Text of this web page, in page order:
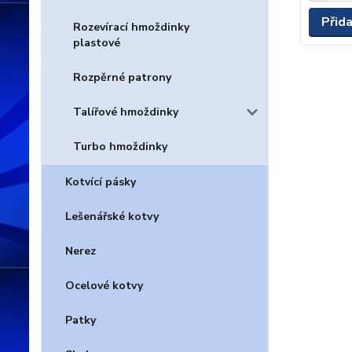
Rozevírací hmoždinky
plastové
Rozpěrné patrony
Talířové hmoždinky
Turbo hmoždinky
Kotvící pásky
Lešenářské kotvy
Nerez
Ocelové kotvy
Patky